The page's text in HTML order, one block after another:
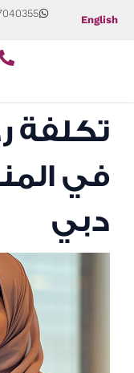
English
تكلفة
في
دبي